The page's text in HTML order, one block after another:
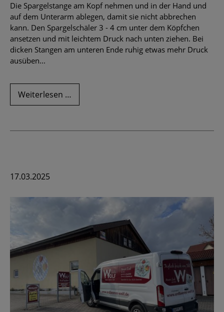
Die Spargelstange am Kopf nehmen und in der Hand und
auf dem Unterarm ablegen, damit sie nicht abbrechen
kann. Den Spargelschäler 3 - 4 cm unter dem Köpfchen
ansetzen und mit leichtem Druck nach unten ziehen. Bei
dicken Stangen am unteren Ende ruhig etwas mehr Druck
ausüben...
Weiterlesen …
schälen
17.03.2025